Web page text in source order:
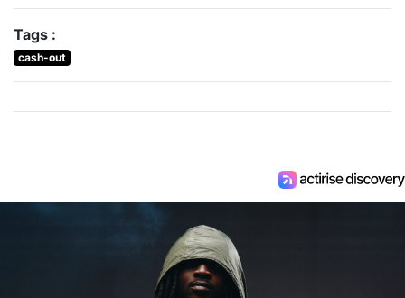
Tags :
cash-out